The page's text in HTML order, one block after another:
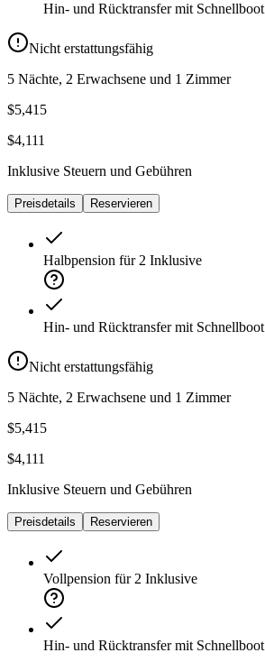
Hin- und Rücktransfer mit Schnellboot
Nicht erstattungsfähig
5 Nächte, 2 Erwachsene und 1 Zimmer
$5,415
$4,111
Inklusive Steuern und Gebühren
Preisdetails Reservieren
Halbpension für 2 Inklusive
Hin- und Rücktransfer mit Schnellboot
Nicht erstattungsfähig
5 Nächte, 2 Erwachsene und 1 Zimmer
$5,415
$4,111
Inklusive Steuern und Gebühren
Preisdetails Reservieren
Vollpension für 2 Inklusive
Hin- und Rücktransfer mit Schnellboot